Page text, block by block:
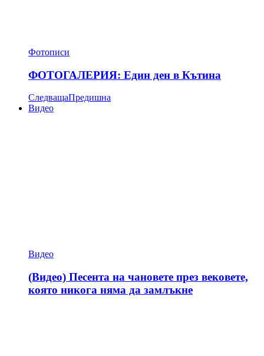
Фотописи
ФОТОГАЛЕРИЯ: Един ден в Кътина
СледващаПредишна
Видео
Видео
(Видео) Песента на чановете през вековете,
която никога няма да замлъкне